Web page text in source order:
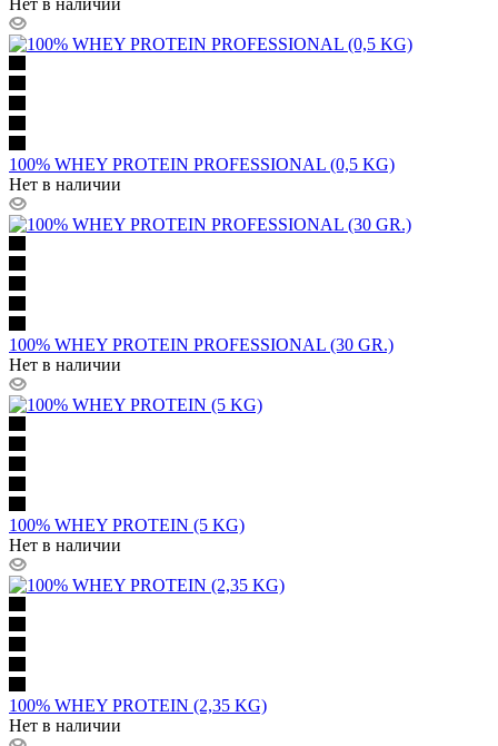
Нет в наличии
100% WHEY PROTEIN PROFESSIONAL (0,5 KG)
Нет в наличии
100% WHEY PROTEIN PROFESSIONAL (30 GR.)
Нет в наличии
100% WHEY PROTEIN (5 KG)
Нет в наличии
100% WHEY PROTEIN (2,35 KG)
Нет в наличии